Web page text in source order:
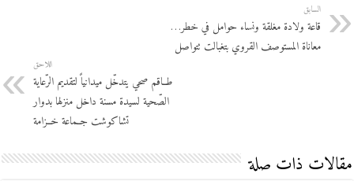
السابق
قاعة ولادة مغلقة ونساء حوامل في خطر…
معاناة المستوصف القروي بتغبالت تتواصل
اللاحق
طــاقم صحي يتدخّل ميدانياً لتقديم الرّعاية
الصّحية لسيدة مسنة داخل منزلها بدوار
تشاكوشت جــماعة خــزامة
مقالات ذات صلة